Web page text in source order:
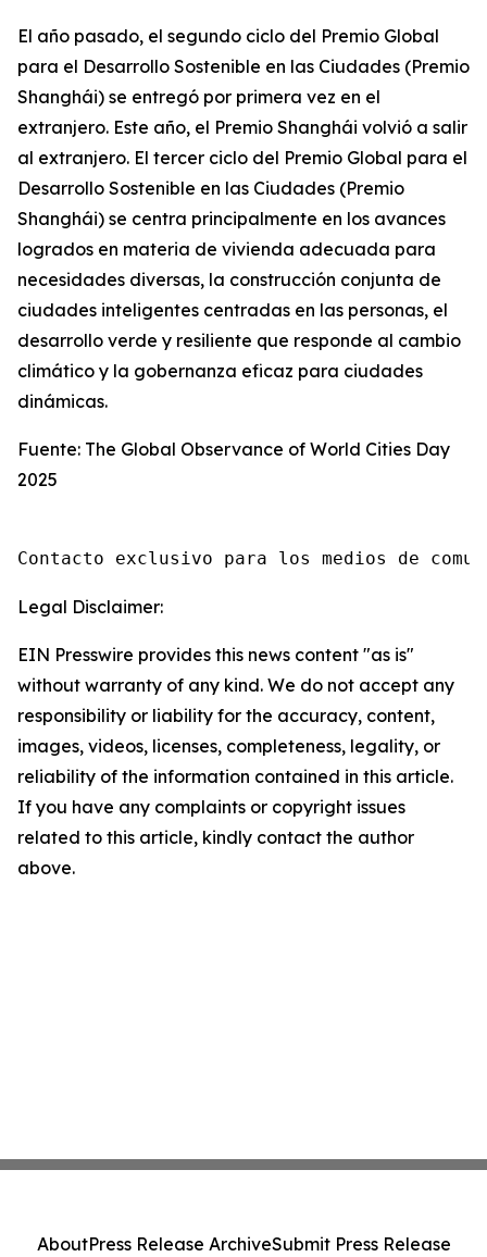
El año pasado, el segundo ciclo del Premio Global
para el Desarrollo Sostenible en las Ciudades (Premio
Shanghái) se entregó por primera vez en el
extranjero. Este año, el Premio Shanghái volvió a salir
al extranjero. El tercer ciclo del Premio Global para el
Desarrollo Sostenible en las Ciudades (Premio
Shanghái) se centra principalmente en los avances
logrados en materia de vivienda adecuada para
necesidades diversas, la construcción conjunta de
ciudades inteligentes centradas en las personas, el
desarrollo verde y resiliente que responde al cambio
climático y la gobernanza eficaz para ciudades
dinámicas.
Fuente: The Global Observance of World Cities Day
2025
Contacto exclusivo para los medios de
Legal Disclaimer:
EIN Presswire provides this news content "as is"
without warranty of any kind. We do not accept any
responsibility or liability for the accuracy, content,
images, videos, licenses, completeness, legality, or
reliability of the information contained in this article.
If you have any complaints or copyright issues
related to this article, kindly contact the author
above.
AboutPress Release ArchiveSubmit Press Release